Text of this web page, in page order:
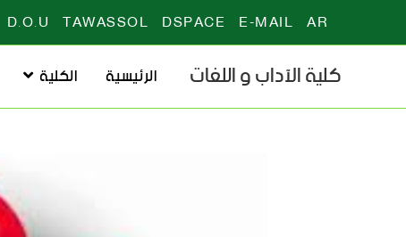
AR
E-MAIL
DSPACE
TAWASSOL
D.O.U
كلية الآداب و اللغات الرئيسية الكلية